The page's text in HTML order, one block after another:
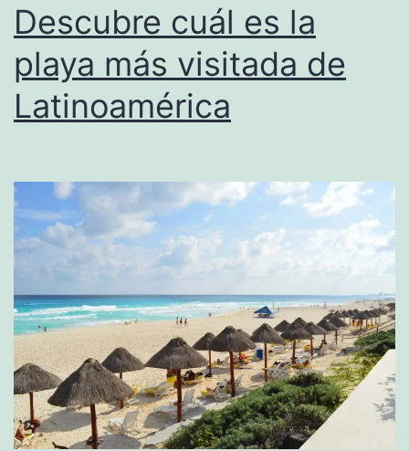
Descubre cuál es la
playa más visitada de
Latinoamérica